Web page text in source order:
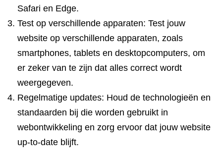
Safari en Edge.
Test op verschillende apparaten: Test jouw
website op verschillende apparaten, zoals
smartphones, tablets en desktopcomputers, om
er zeker van te zijn dat alles correct wordt
weergegeven.
Regelmatige updates: Houd de technologieën en
standaarden bij die worden gebruikt in
webontwikkeling en zorg ervoor dat jouw website
up-to-date blijft.